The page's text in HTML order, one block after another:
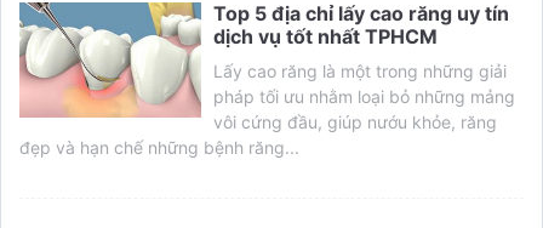
Top 5 địa chỉ lấy cao răng uy tín
dịch vụ tốt nhất TPHCM
Lấy cao răng là một trong những giải
pháp tối ưu nhằm loại bỏ những mảng
vôi cứng đầu, giúp nướu khỏe, răng
đẹp và hạn chế những bệnh răng...